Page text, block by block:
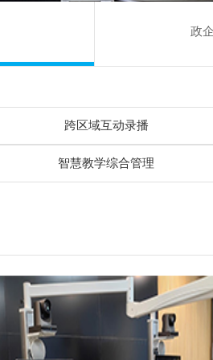
政
跨区域互动录播
智慧教学综合管理